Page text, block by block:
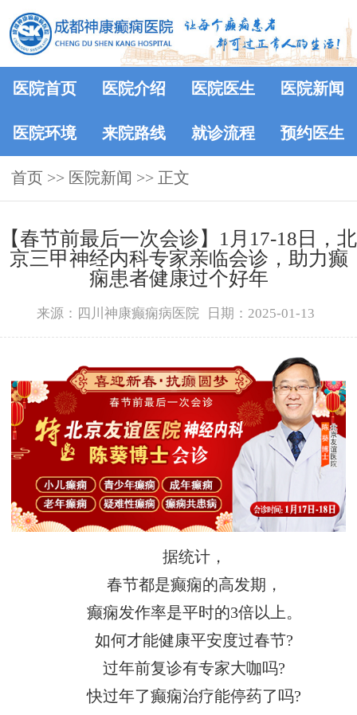
医院首页 医院介绍 医院医生 医院新闻
医院环境 来院路线 就诊流程 预约医生
首页 >> 医院新闻 >> 正文
【春节前最后一次会诊】1月17-18日，北
京三甲神经内科专家亲临会诊，助力癫
痫患者健康过个好年
来源：四川神康癫痫病医院 日期：2025-01-13
据统计，
春节都是癫痫的高发期，
癫痫发作率是平时的3倍以上。
如何才能健康平安度过春节?
过年前复诊有专家大咖吗?
快过年了癫痫治疗能停药了吗?